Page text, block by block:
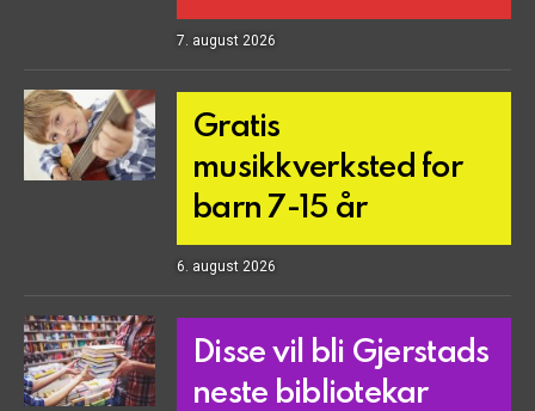
7. august 2026
Gratis
musikkverksted for
barn 7-15 år
6. august 2026
Disse vil bli Gjerstads
neste bibliotekar